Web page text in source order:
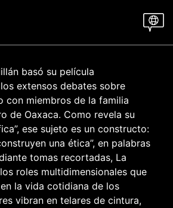
basó su película
extensos debates sobre
con miembros de la familia
de Oaxaca. Como revela su
ese sujeto es un constructo:
una ética”, en palabras
tomas recortadas, La
roles multidimensionales que
la vida cotidiana de los
vibran en telares de cintura,